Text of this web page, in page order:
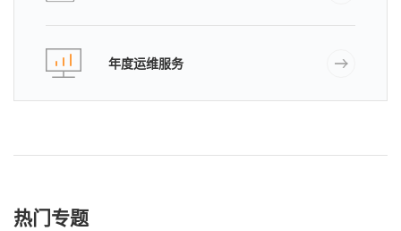
年度运维服务
热门专题